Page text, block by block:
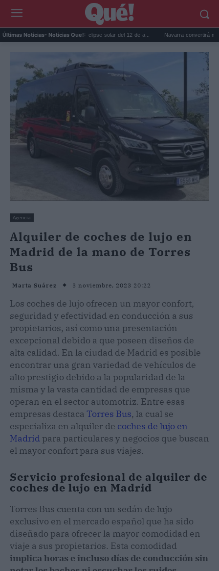
Últimas Noticias- Noticias Que!:
Gafas gratis para ver el eclipse solar del 12 de a... Navarra convertirá
Agencia
Alquiler de coches de lujo en
Madrid de la mano de Torres
Bus
Marta Suárez 3 noviembre, 2023 20:22
Los coches de lujo ofrecen un mayor confort,
seguridad y efectividad en conducción a sus
propietarios, así como una presentación
excepcional debido a que poseen diseños de
alta calidad. En la ciudad de Madrid es posible
encontrar una gran variedad de vehículos de
alto prestigio debido a la popularidad de la
misma y la vasta cantidad de empresas que
operan en el sector automotriz. Entre esas
empresas destaca Torres Bus, la cual se
especializa en alquiler de coches de lujo en
Madrid para particulares y negocios que buscan
el mayor confort para sus viajes.
Servicio profesional de alquiler de
coches de lujo en Madrid
Torres Bus cuenta con un sedán de lujo
exclusivo en el mercado español que ha sido
diseñado para ofrecer la mayor comodidad en
viaje a sus propietarios. Esta comodidad
implica horas e incluso días de conducción sin